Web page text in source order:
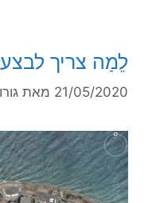
לֵמַה צריך
21/05/2020 מאת